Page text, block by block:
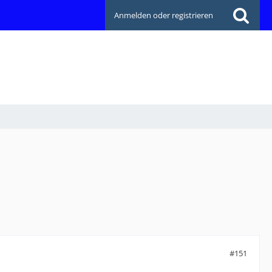
Anmelden oder registrieren
#151